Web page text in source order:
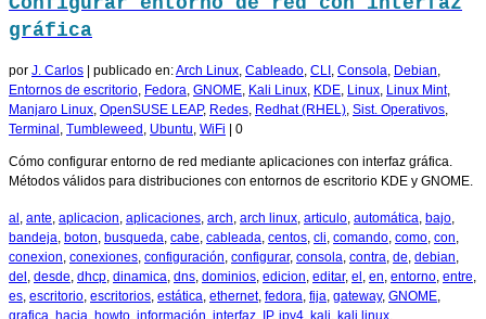
gráfica
por J. Carlos | publicado en:Arch Linux Cableado CLI Consola Debian
Entornos de escritorio Fedora GNOME Kali Linux KDE Linux Linux Mint,
Manjaro Linux OpenSUSE LEAP, Redes Redhat (RHEL) Sist. Operativos
Terminal Tumbleweed Ubuntu WiFi | 0
Cómo configurar entorno de red mediante aplicaciones con interfaz gráfica.
Métodos válidos para distribuciones con entornos de escritorio KDE y GNOME.
al ante aplicacion aplicaciones arch arch linux articulo automática bajo
bandeja boton busqueda cabe cableada centos cli comando como con
conexion conexiones configuración configurar, consola contra de debian
del desde dhcp dinamica dns dominios edicion editar, el en entorno entre
es escritorio escritorios estática ethernet, fedora fija gateway, GNOME
grafica hacia howto información interfaz IP, ipv4 kali kali linux